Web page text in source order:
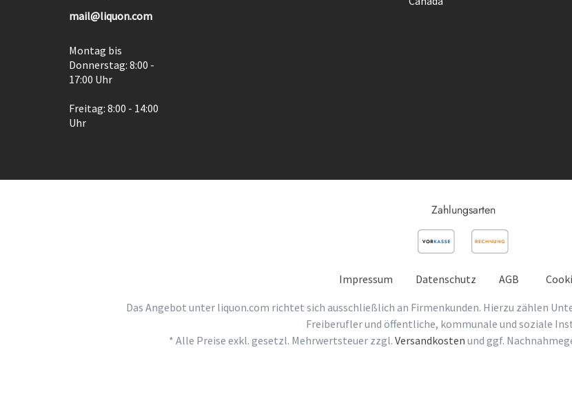
mail@liquon.com
Montag bis
Donnerstag: 8:00 -
17:00 Uhr
Freitag: 8:00 - 14:00
Uhr
Zahlungsarten
Impressum Datenschutz AGB
Das Angebot unter liquon.com richtet sich ausschließlich an Firmenkunden. Hierzu zählen
Freiberufler und öffentliche, kommunale und soziale
* Alle Preise exkl. gesetzl. Mehrwertsteuer zzgl. Versandkosten und ggf.